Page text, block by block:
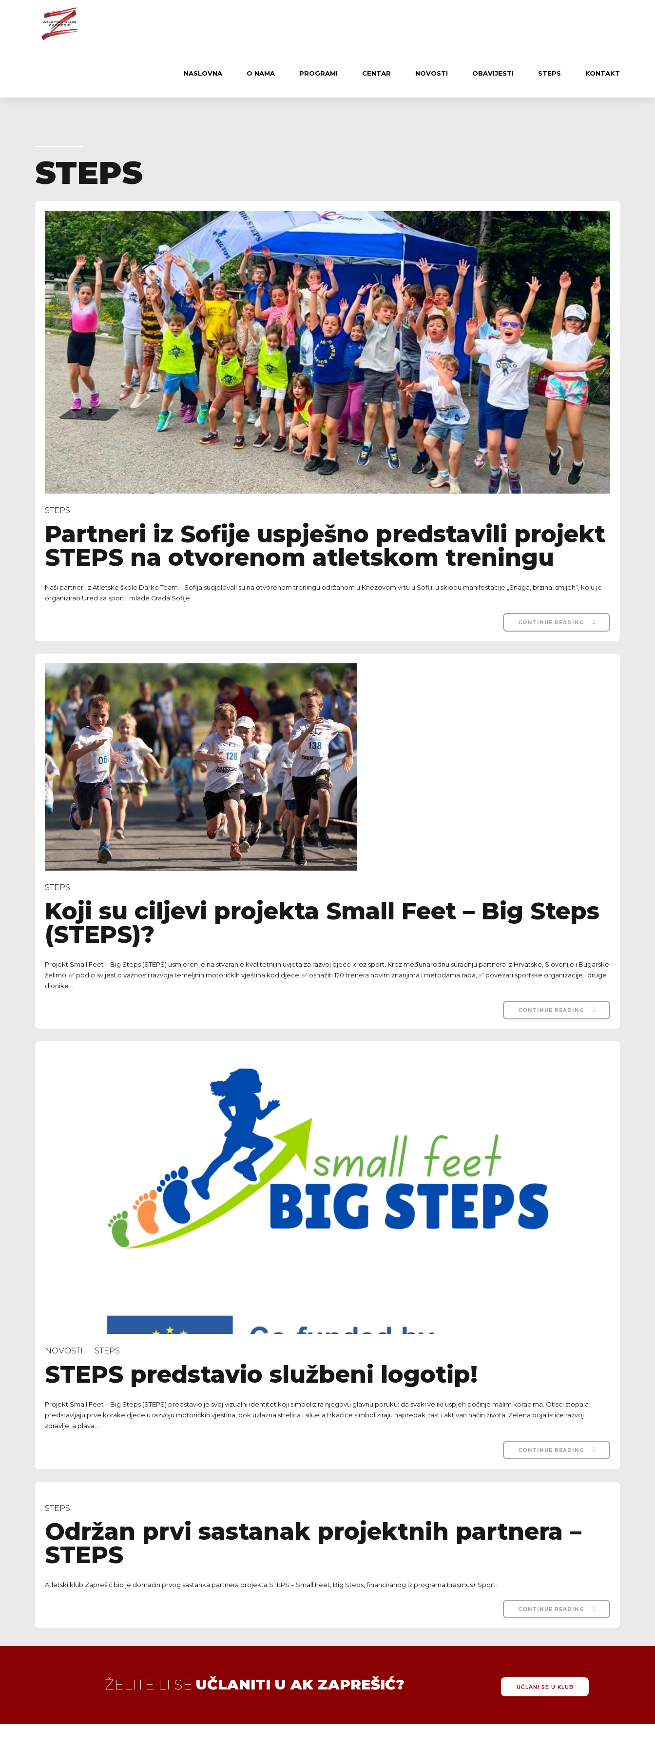
NASLOVNA O NAMA PROGRAMI CENTAR NOVOSTI OBAVIJESTI STEPS KONTAKT
STEPS
STEPS
Partneri iz Sofije uspješno predstavili projekt
STEPS na otvorenom atletskom treningu
Naši partneri iz Atletske škole Darko Team – Sofija sudjelovali su na otvorenom treningu održanom u Knezovom vrtu u Sofiji, u sklopu manifestacije „Snaga, brzina, smijeh“, koju je
organizirao Ured za sport i mlade Grada Sofije.
CONTINUE READING
STEPS
Koji su ciljevi projekta Small Feet – Big Steps
(STEPS)?
Projekt Small Feet – Big Steps (STEPS) usmjeren je na stvaranje kvalitetnijih uvjeta za razvoj djece kroz sport. Kroz međunarodnu suradnju partnera iz Hrvatske, Slovenije i Bugarske
želimo: ✅ podići svijest o važnosti razvoja temeljnih motoričkih vještina kod djece, ✅ osnažiti 120 trenera novim znanjima i metodama rada, ✅ povezati sportske organizacije i druge
dionike...
CONTINUE READING
NOVOSTI STEPS
STEPS predstavio službeni logotip!
Projekt Small Feet – Big Steps (STEPS) predstavio je svoj vizualni identitet koji simbolizira njegovu glavnu poruku: da svaki veliki uspjeh počinje malim koracima. Otisci stopala
predstavljaju prve korake djece u razvoju motoričkih vještina, dok uzlazna strelica i silueta trkačice simboliziraju napredak, rast i aktivan način života. Zelena boja ističe razvoj i
zdravlje, a plava...
CONTINUE READING
STEPS
Održan prvi sastanak projektnih partnera –
STEPS
Atletski klub Zaprešić bio je domaćin prvog sastanka partnera projekta STEPS – Small Feet, Big Steps, financiranog iz programa Erasmus+ Sport.
CONTINUE READING
ŽELITE LI SE UČLANITI U AK ZAPREŠIĆ? UČLANI SE U KLUB